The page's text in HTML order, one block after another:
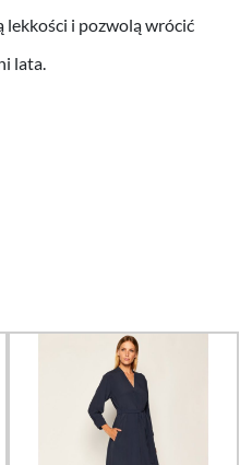
lekkości i pozwolą wrócić
lata.